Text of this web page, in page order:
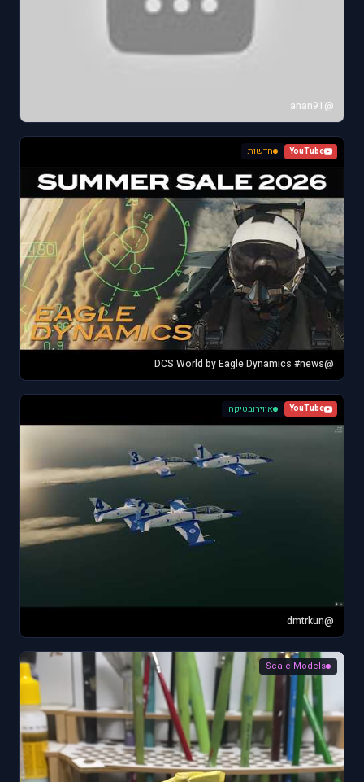
@anan91
YouTube חדשות
@DCS World by Eagle Dynamics #news
YouTube אווירובטיקה
@dmtrkun
Scale Models